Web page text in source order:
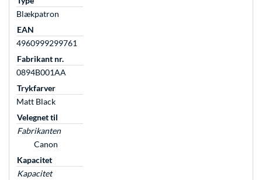
Blækpatron
EAN
4960999299761
Fabrikant nr.
0894B001AA
Trykfarver
Matt Black
Velegnet til
Fabrikanten
Canon
Kapacitet
Kapacitet